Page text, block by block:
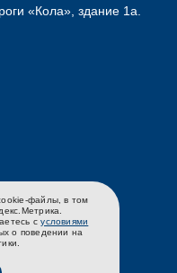
«Кола», здание 1а.
файлы, в том
сусловиями
о поведении на